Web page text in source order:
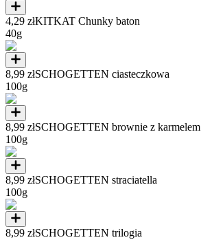
4,29 złKITKAT Chunky baton
40g
8,99 złSCHOGETTEN ciasteczkowa
100g
8,99 złSCHOGETTEN brownie z karmelem
100g
8,99 złSCHOGETTEN straciatella
100g
8,99 złSCHOGETTEN trilogia